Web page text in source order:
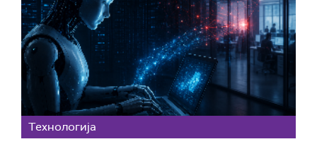
Технологијa